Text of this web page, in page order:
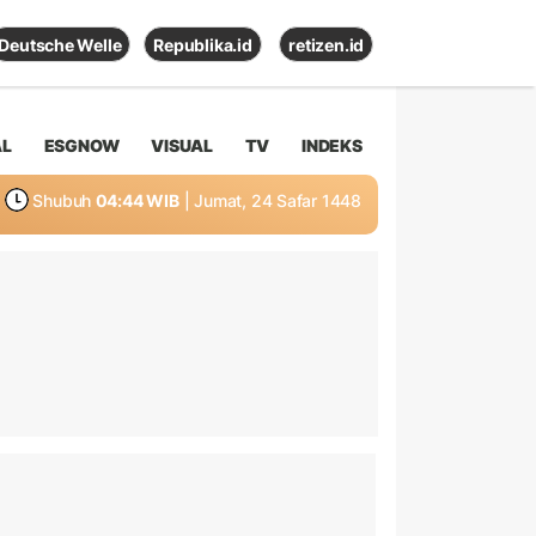
Deutsche Welle Republika.id retizen.id
ESGNOW VISUAL TV INDEKS
Shubuh 04:44 WIB | Jumat, 24 Safar 1448